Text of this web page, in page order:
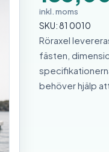
inkl. moms
SKU:81 0010
Röraxel
fästen,
behöver hjälp